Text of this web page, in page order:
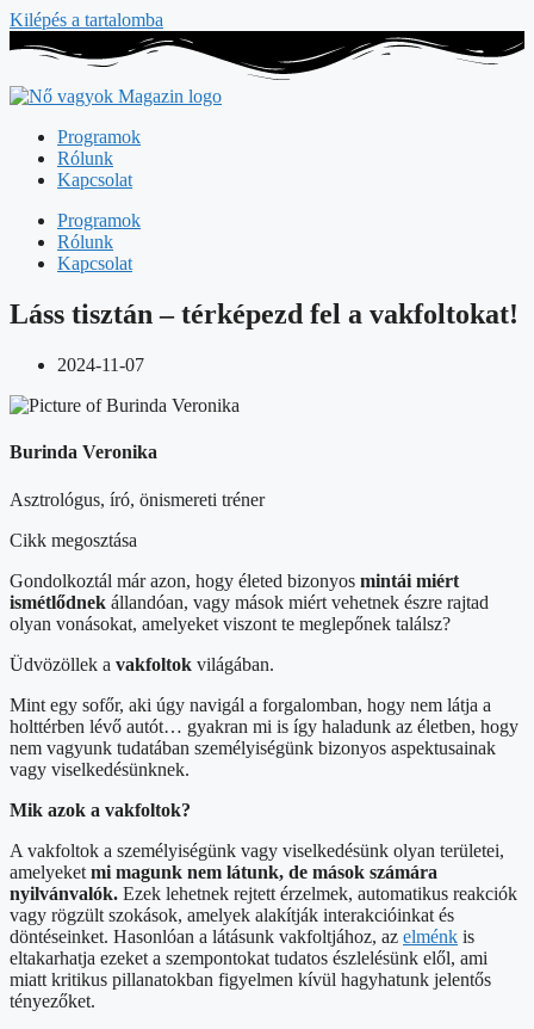
Kilépés a tartalomba
Programok
Rólunk
Kapcsolat
Programok
Rólunk
Kapcsolat
Láss tisztán – térképezd fel a vakfoltokat!
2024-11-07
Burinda Veronika
Asztrológus, író, önismereti tréner
Cikk megosztása
Gondolkoztál már azon, hogy életed bizonyos mintái miért
ismétlődnek állandóan, vagy mások miért vehetnek észre rajtad
olyan vonásokat, amelyeket viszont te meglepőnek találsz?
Üdvözöllek a vakfoltok világában.
Mint egy sofőr, aki úgy navigál a forgalomban, hogy nem látja a
holttérben lévő autót… gyakran mi is így haladunk az életben, hogy
nem vagyunk tudatában személyiségünk bizonyos aspektusainak
vagy viselkedésünknek.
Mik azok a vakfoltok?
A vakfoltok a személyiségünk vagy viselkedésünk olyan területei,
amelyeket mi magunk nem látunk, de mások számára
nyilvánvalók. Ezek lehetnek rejtett érzelmek, automatikus reakciók
vagy rögzült szokások, amelyek alakítják interakcióinkat és
döntéseinket. Hasonlóan a látásunk vakfoltjához, az elménk is
eltakarhatja ezeket a szempontokat tudatos észlelésünk elől, ami
miatt kritikus pillanatokban figyelmen kívül hagyhatunk jelentős
tényezőket.